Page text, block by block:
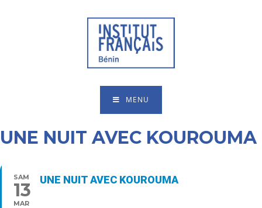
MENU
UNE NUIT AVEC KOUROUMA
SAM
13
MAR
UNE NUIT AVEC KOUROUMA